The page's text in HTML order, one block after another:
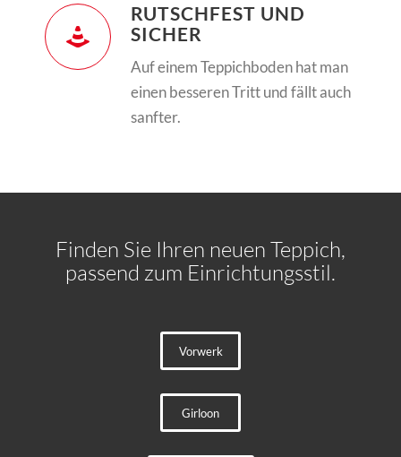
RUTSCHFEST UND
SICHER
Auf einem Teppichboden hat man
einen besseren Tritt und fällt auch
sanfter.
Finden Sie Ihren neuen Teppich,
passend zum Einrichtungsstil.
Vorwerk
Girloon